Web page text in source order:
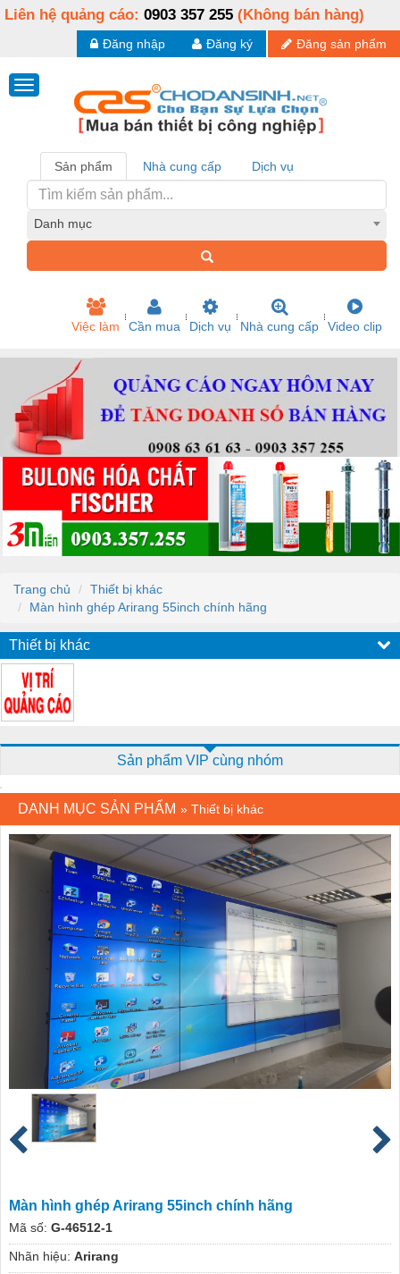
Liên hệ quảng cáo: 0903 357 255 (Không bán hàng)
Đăng sản phẩm
Đăng ký
Đăng nhập
Sản phẩm Nhà cung cấp Dịch vụ
Danh mục
Việc làm Cần mua Dịch vụ Nhà cung cấp Video clip
Trang chủ
Thiết bị khác
Màn hình ghép Arirang 55inch chính hãng
Thiết bị khác
Sản phẩm VIP cùng nhóm
DANH MỤC SẢN PHẨM » Thiết bị khác
Màn hình ghép Arirang 55inch chính hãng
Mã số: G-46512-1
Nhãn hiệu: Arirang